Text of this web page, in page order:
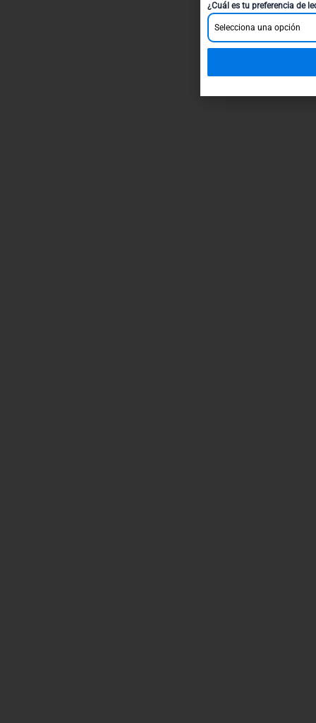
¿Cuál es tu preferencia de
Selecciona una opción